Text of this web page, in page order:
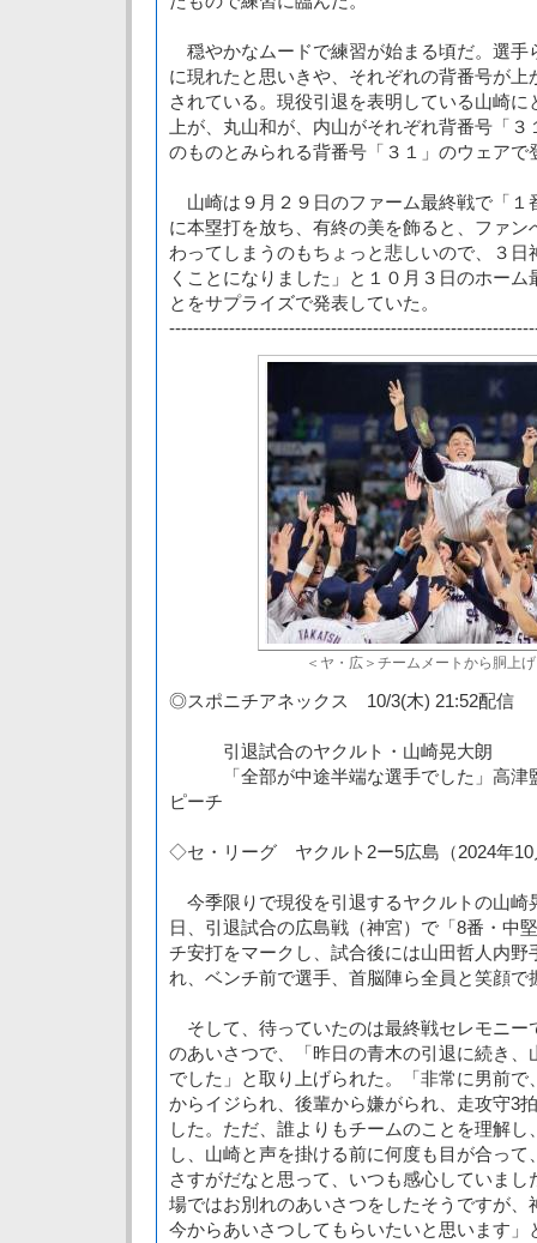
穏やかなムードで練習が始まる頃だ。選手
に現れたと思いきや、それぞれの背番号が
されている。現役引退を表明している山崎に
上が、丸山和が、内山がそれぞれ背番号「
のものとみられる背番号「３１」のウェアで
山崎は９月２９日のファーム最終戦で「１
に本塁打を放ち、有終の美を飾ると、ファ
わってしまうのもちょっと悲しいので、３
くことになりました」と１０月３日のホー
とをサプライズで発表していた。
＜ヤ・広＞チームメートから胴上
◎スポニチアネックス 10/3(木) 21:52配信
引退試合のヤクルト・山崎晃大朗
「全部が中途半端な選手でした」高津監
ピーチ
◇セ・リーグ ヤクルト2ー5広島（2024年
今季限りで現役を引退するヤクルトの山崎
日、引退試合の広島戦（神宮）で「8番・中
チ安打をマークし、試合後には山田哲人内野
れ、ベンチ前で選手、首脳陣ら全員と笑顔で
そして、待っていたのは最終戦セレモニー
のあいさつで、「昨日の青木の引退に続き、
でした」と取り上げられた。「非常に男前
からイジられ、後輩から嫌がられ、走攻守3
した。ただ、誰よりもチームのことを理解
し、山崎と声を掛ける前に何度も目が合っ
さすがだなと思って、いつも感心していま
場ではお別れのあいさつをしたそうですが、
今からあいさつしてもらいたいと思います」